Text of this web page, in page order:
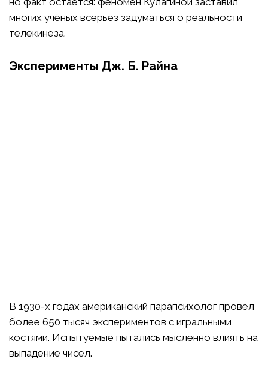
многих учёных всерьёз задуматься о реальности
телекинеза.
Эксперименты Дж. Б. Райна
В 1930-х годах американский парапсихолог провёл
более 650 тысяч экспериментов с игральными
костями. Испытуемые пытались мысленно влиять на
выпадение чисел.